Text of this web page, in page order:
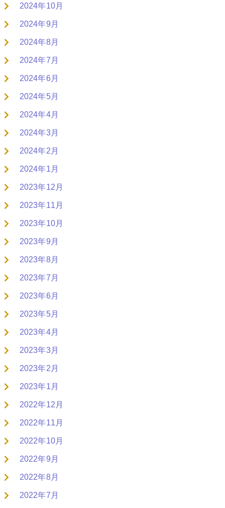
2024年10月
2024年9月
2024年8月
2024年7月
2024年6月
2024年5月
2024年4月
2024年3月
2024年2月
2024年1月
2023年12月
2023年11月
2023年10月
2023年9月
2023年8月
2023年7月
2023年6月
2023年5月
2023年4月
2023年3月
2023年2月
2023年1月
2022年12月
2022年11月
2022年10月
2022年9月
2022年8月
2022年7月